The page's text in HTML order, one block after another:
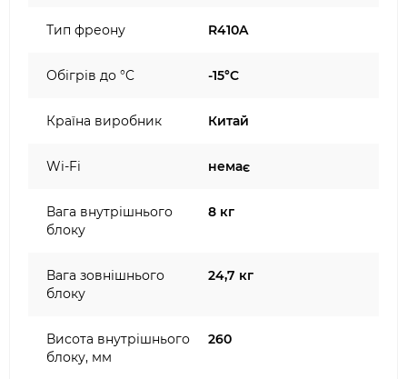
Тип фреону R410A
Обігрів до °C -15°C
Країна виробник Китай
Wi-Fi немає
Вага внутрішнього
блоку
8 кг
Вага зовнішнього
блоку
24,7 кг
Висота внутрішнього
блоку, мм
260